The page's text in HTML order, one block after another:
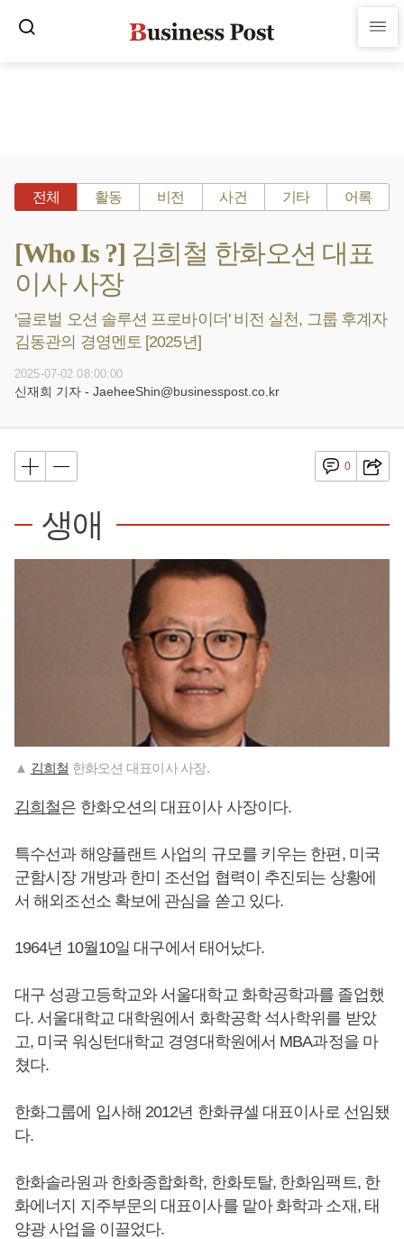
전체 활동 비전 사건 기타 어록
[Who Is ?] 김희철 한화오션 대표
이사 사장
'글로벌 오션 솔루션 프로바이더' 비전 실천, 그룹 후계자
김동관의 경영멘토 [2025년]
2025-07-02 08:00:00
신재희 기자 - JaeheeShin@businesspost.co.kr
0
생애
▲ 김희철 한화오션 대표이사 사장.
김희철은 한화오션의 대표이사 사장이다.
특수선과 해양플랜트 사업의 규모를 키우는 한편, 미국
군함시장 개방과 한미 조선업 협력이 추진되는 상황에
서 해외조선소 확보에 관심을 쏟고 있다.
1964년 10월10일 대구에서 태어났다.
대구 성광고등학교와 서울대학교 화학공학과를 졸업했
다. 서울대학교 대학원에서 화학공학 석사학위를 받았
고, 미국 워싱턴대학교 경영대학원에서 MBA과정을 마
쳤다.
한화그룹에 입사해 2012년 한화큐셀 대표이사로 선임됐
다.
한화솔라원과 한화종합화학, 한화토탈, 한화임팩트, 한
화에너지 지주부문의 대표이사를 맡아 화학과 소재, 태
양광 사업을 이끌었다.